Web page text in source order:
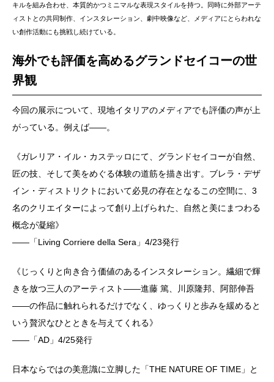
キルを組み合わせ、本質的かつミニマルな表現スタイルを持つ。同時に外部アーテ
ィストとの共同制作、インスタレーション、劇中映像など、メディアにとらわれな
い創作活動にも挑戦し続けている。
海外でも評価を高めるグランドセイコーの世
界観
今回の展示について、現地イタリアのメディアでも評価の声が上
がっている。例えば――。
《ガレリア・イル・カステッロにて、グランドセイコーが自然、
匠の技、そして美をめぐる体験の道筋を描き出す。ブレラ・デザ
イン・ディストリクトにおいて必見の存在となるこの空間に、3
名のクリエイターによって創り上げられた、自然と美にまつわる
概念が凝縮》
――「Living Corriere della Sera」4/23発行
《じっくりと向き合う価値のあるインスタレーション。繊細で輝
きを放つ三人のアーティスト――進藤 篤、川原隆邦、阿部伸吾
――の作品に触れられるだけでなく、ゆっくりと歩みを緩めると
いう贅沢なひとときを与えてくれる》
――「AD」4/25発行
日本ならではの美意識に立脚した「THE NATURE OF TIME」と